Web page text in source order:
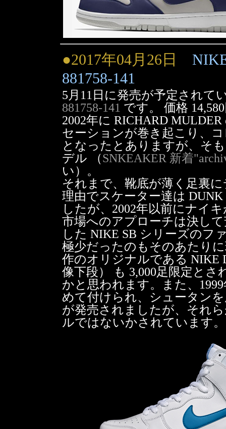
●2017年04月26日
881758-141
5月11日に発売が予定されて
881758-141 です。 価格
2002年に RICHARD
セーションが巻き起こり、
となったとありますが、そ
デル （SNKEAKER 新着
い）。
それまで、靴底が薄く足裏
理由でスケーター達は
したが、2002年以前にナイ
市場へのアプローチは決し
した NIKE SB シリーズのフ
極少だったのもそのあたり
作のオリジナルである NIKE
像下段） も 3,000足限定と
かと思われます。また、
めて付けられ、シュータン
が発売されましたが、それ
ルではないかされています。